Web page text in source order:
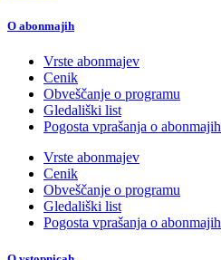
O abonmajih
Vrste abonmajev
Cenik
Obveščanje o programu
Gledališki list
Pogosta vprašanja o abonmajih
Vrste abonmajev
Cenik
Obveščanje o programu
Gledališki list
Pogosta vprašanja o abonmajih